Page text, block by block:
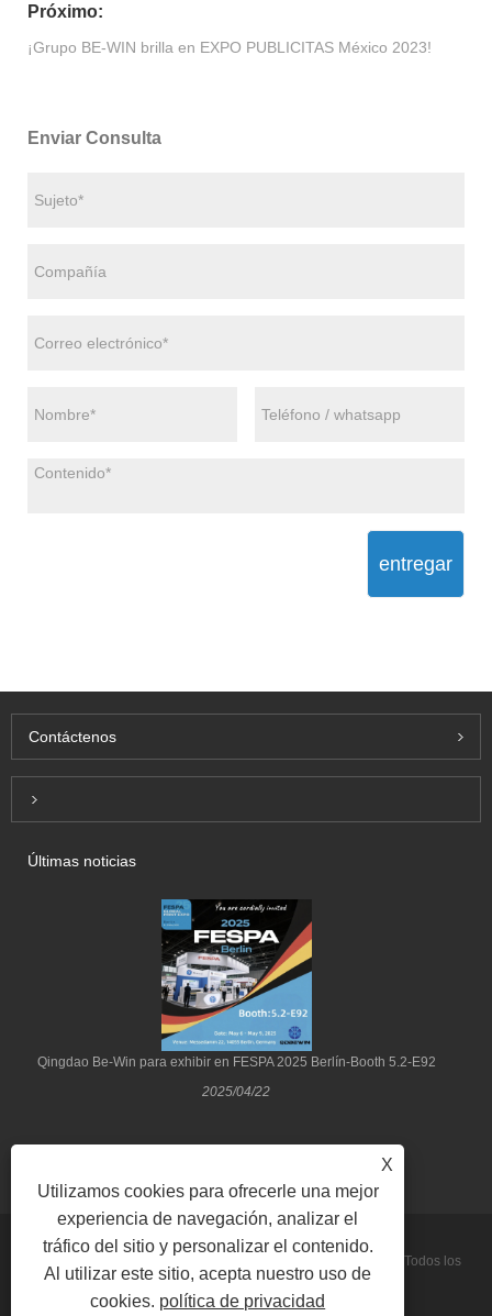
Próximo:
¡Grupo BE-WIN brilla en EXPO PUBLICITAS México 2023!
Enviar Consulta
entregar
Contáctenos
Inquiry For Pricelist
Últimas noticias
Qingdao Be-Win para exhibir en FESPA 2025 Berlín-Booth 5.2-E92
2025/04/22
Copyright © 2022 Qingdao Be-Win Industrial & Trade Co., Ltd. Todos los
derechos reservados.
X
Utilizamos cookies para ofrecerle una mejor
experiencia de navegación, analizar el
tráfico del sitio y personalizar el contenido.
Al utilizar este sitio, acepta nuestro uso de
cookies. política de privacidad